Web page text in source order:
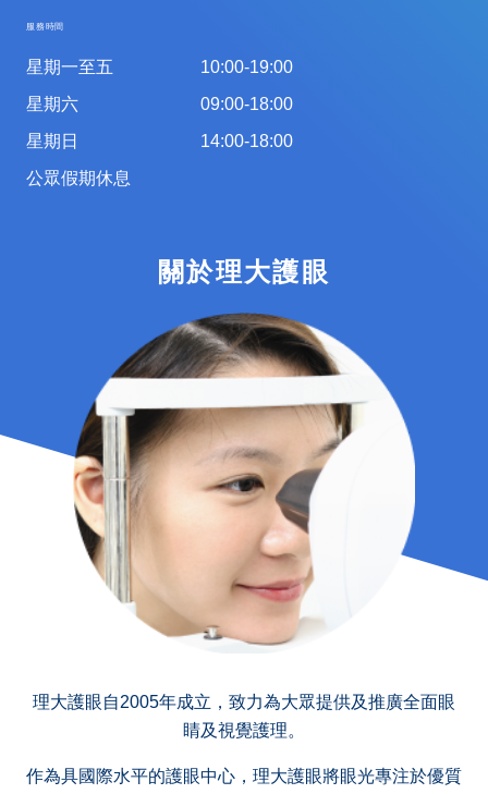
服務時間
星期一至五
星期六
星期日
公眾假期休息
10:00-19:00
09:00-18:00
14:00-18:00
關於理大護眼
理大護眼自2005年成立，致力為大眾提供及推廣全面眼
睛及視覺護理。
作為具國際水平的護眼中心，理大護眼將眼光專注於優質